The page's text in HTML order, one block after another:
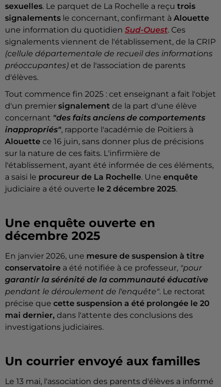
sexuelles. Le parquet de La Rochelle a reçu trois
signalements le concernant, confirmant à Alouette
une information du quotidien Sud-Ouest. Ces
signalements viennent de l'établissement, de la CRIP
(cellule départementale de recueil des informations
préoccupantes) et de l'association de parents
d'élèves.
Tout commence fin 2025 : cet enseignant a fait l'objet
d'un premier signalement de la part d'une élève
concernant "des faits anciens de comportements
inappropriés", rapporte l'académie de Poitiers à
Alouette ce 16 juin, sans donner plus de précisions
sur la nature de ces faits. L'infirmière de
l'établissement, ayant été informée de ces éléments,
a saisi le procureur de La Rochelle. Une enquête
judiciaire a été ouverte le 2 décembre 2025.
Une enquête ouverte en
décembre 2025
En janvier 2026, une mesure de suspension à titre
conservatoire a été notifiée à ce professeur, "pour
garantir la sérénité de la communauté éducative
pendant le déroulement de l'enquête". Le rectorat
précise que cette suspension a été prolongée le 20
mai dernier, dans l'attente des conclusions des
investigations judiciaires.
Un courrier envoyé aux familles
Le 13 mai, l'association des parents d'élèves a informé